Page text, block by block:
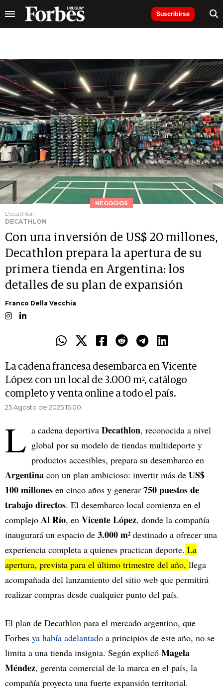
Suscribirse
NEGOCIOS
Decathlon
DECATHLON
Con una inversión de US$ 20 millones,
Decathlon prepara la apertura de su
primera tienda en Argentina: los
detalles de su plan de expansión
Franco Della Vecchia
La cadena francesa desembarca en Vicente
López con un local de 3.000 m², catálogo
completo y venta online a todo el país.
25 Agosto de 2025 15.00
L a cadena deportiva Decathlon, reconocida a nivel
global por su modelo de tiendas multideporte y
productos accesibles, prepara su desembarco en
Argentina con un plan ambicioso: invertir más de US$
100 millones en cinco años y generar 750 puestos de
trabajo directos. El desembarco local comienza en el
complejo Al Río, en Vicente López, donde la compañía
inaugurará un espacio de 3.000 m²destinado a ofrecer una
experiencia completa a quienes practican deporte. La
apertura, prevista para el último trimestre del año, llega
acompañada del lanzamiento del sitio web que permitirá
realizar compras desde cualquier punto del país.
El plan de Decathlon para el mercado argentino, que
Forbes ya había adelantado a principios de este año, no se
limita a una tienda insignia. Según explicó Magela
Méndez, gerenta comercial de la marca en el país, la
compañía proyecta una fuerte expansión territorial.